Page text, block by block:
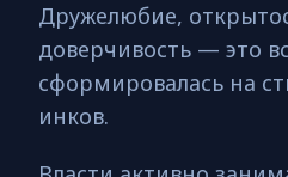
Дружелюбие,
доверчивость — это
сформировалась на
инков.